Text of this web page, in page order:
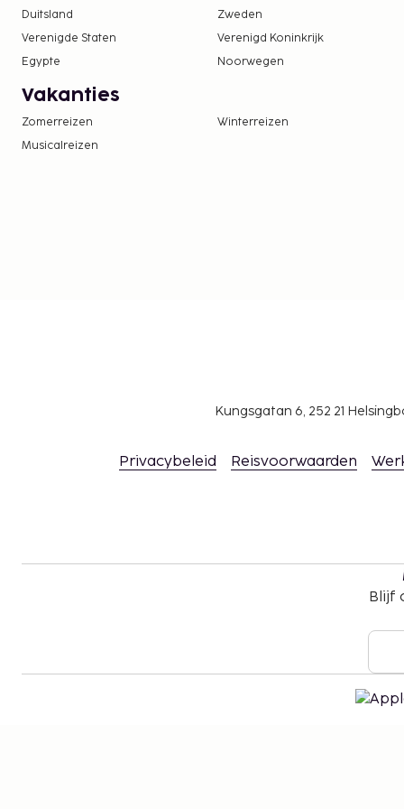
In deze accommodatie zijn huisdieren en
toegestaan.
Duitsland
Zweden
Verenigde Staten
Verenigd Koninkrijk
Egypte
Noorwegen
Vakanties
Zomerreizen Winterreizen
Musicalreizen
Kungsgatan 6, 252 21
Privacybeleid Reisvoorwaarden
Blijf